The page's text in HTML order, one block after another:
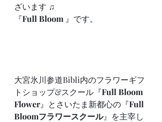
ざいます ♫
『Full Bloom 』です。
大宮氷川参道Bibli内のフラワーギフ
トショップ&スクール『Full Bloom
Flower』とさいたま新都心の『Full
Bloomフラワースクール』を主宰し